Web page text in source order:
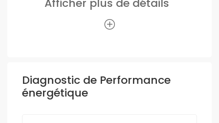
Diagnostic de Performance
énergétique